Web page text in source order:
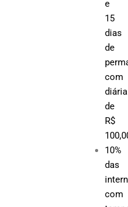
e
15
dias
de
com
diária
de
R$
10%
das
com